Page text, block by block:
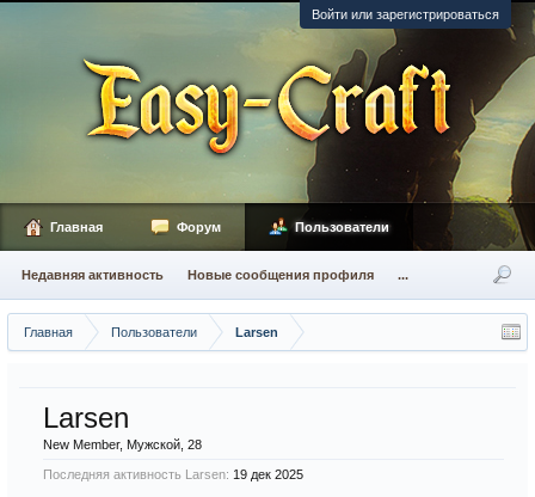
Войти или зарегистрироваться
Главная Пользователи Larsen
Larsen
New Member, Мужской, 28
Последняя активность Larsen: 19 дек 2025
Главная Форум Пользователи
Недавняя активность Новые сообщения профиля ...